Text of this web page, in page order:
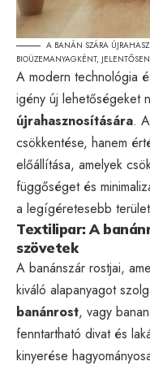
A BANÁN SZÁRA
BIOÜZEMANYAGKÉNT,
A modern technológia
igény új lehetőségeket
újrahasznosítására.
csökkentése, hanem
előállítása, amelyek
függőséget és
a legígéretesebb
Textilipar: A
szövetek
A banánszár rostjai,
kiváló alapanyagot
banánrost, vagy
fenntartható divat és
kinyerése